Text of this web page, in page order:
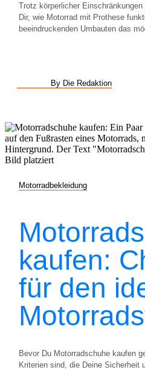
Trotz körperlicher
Dir, wie Motorrad mit Prothese
beeindruckenden Umbauten das
By Die Redaktion
Motorradbekleidung
kaufen:
für den
Bevor Du Motorradschuhe kaufen
Kriterien sind, die Deine Sicherheit